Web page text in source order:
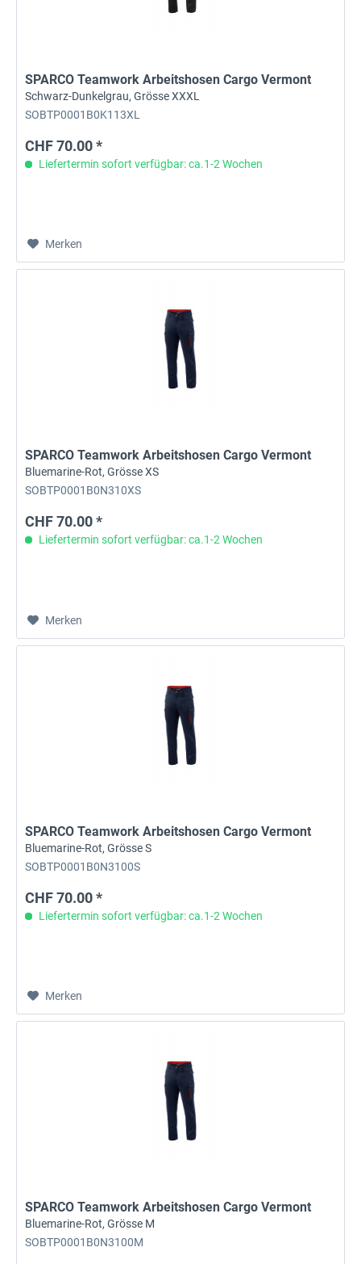
SPARCO Teamwork Arbeitshosen Cargo Vermont
Schwarz-Dunkelgrau, Grösse XXXL
SOBTP0001B0K113XL
CHF 70.00 *
Liefertermin sofort verfügbar: ca.1-2 Wochen
Merken
SPARCO Teamwork Arbeitshosen Cargo Vermont
Bluemarine-Rot, Grösse XS
SOBTP0001B0N310XS
CHF 70.00 *
Liefertermin sofort verfügbar: ca.1-2 Wochen
Merken
SPARCO Teamwork Arbeitshosen Cargo Vermont
Bluemarine-Rot, Grösse S
SOBTP0001B0N3100S
CHF 70.00 *
Liefertermin sofort verfügbar: ca.1-2 Wochen
Merken
SPARCO Teamwork Arbeitshosen Cargo Vermont
Bluemarine-Rot, Grösse M
SOBTP0001B0N3100M